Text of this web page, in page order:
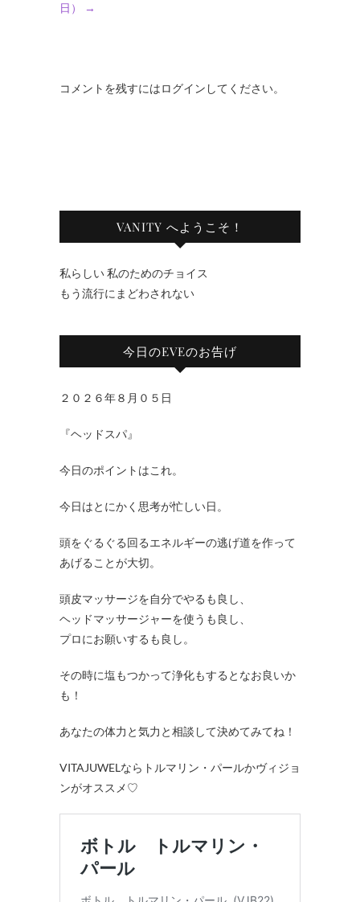
日）
→
コメントを残すにはログインしてください。
VANITY へようこそ！
私らしい 私のためのチョイス
もう流行にまどわされない
今日のEVEのお告げ
２０２６年８月０５日
『ヘッドスパ』
今日のポイントはこれ。
今日はとにかく思考が忙しい日。
頭をぐるぐる回るエネルギーの逃げ道を作って
あげることが大切。
頭皮マッサージを自分でやるも良し、
ヘッドマッサージャーを使うも良し、
プロにお願いするも良し。
その時に塩もつかって浄化もするとなお良いか
も！
あなたの体力と気力と相談して決めてみてね！
VITAJUWELならトルマリン・パールかヴィジョ
ンがオススメ♡